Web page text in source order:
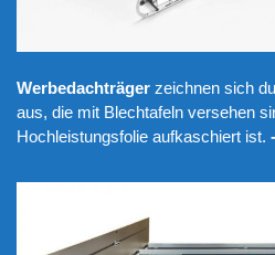
Werbedachträger zeichnen sich
aus, die mit Blechtafeln versehen
Hochleistungsfolie aufkaschiert ist.